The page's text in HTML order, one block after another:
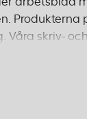
Produkterna
Våra skriv-
vi det du